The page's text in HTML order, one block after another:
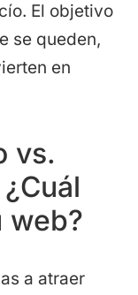
El objetivo
se queden,
en
vs.
web?
a atraer